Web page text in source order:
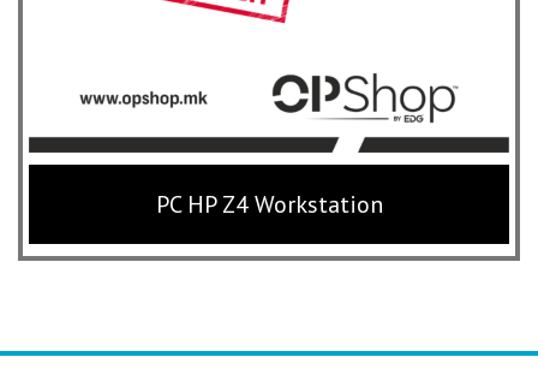
PC HP Z4 Workstation